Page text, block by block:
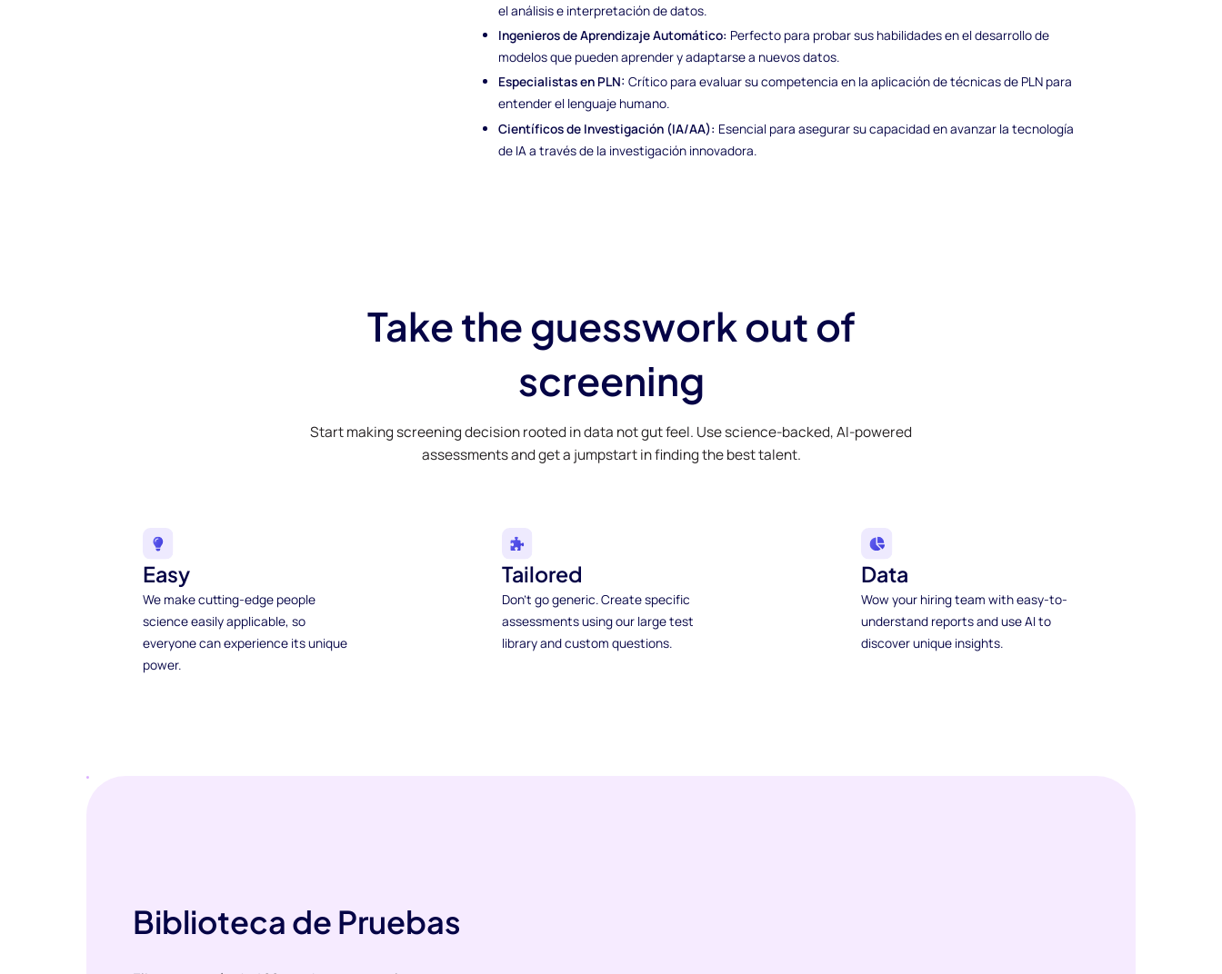
el análisis e interpretación de datos.
Ingenieros de Aprendizaje Automático: Perfecto para probar sus habilidades en el desarrollo de
modelos que pueden aprender y adaptarse a nuevos datos.
Especialistas en PLN: Crítico para evaluar su competencia en la aplicación de técnicas de PLN para
entender el lenguaje humano.
Científicos de Investigación (IA/AA): Esencial para asegurar su capacidad en avanzar la tecnología
de IA a través de la investigación innovadora.
Take the guesswork out of
screening
Start making screening decision rooted in data not gut feel. Use science-backed, AI-powered
assessments and get a jumpstart in finding the best talent.
Easy
We make cutting-edge people
science easily applicable, so
everyone can experience its unique
power.
Tailored
Don't go generic. Create specific
assessments using our large test
library and custom questions.
Data
Wow your hiring team with easy-to-
understand reports and use AI to
discover unique insights.
Biblioteca de Pruebas